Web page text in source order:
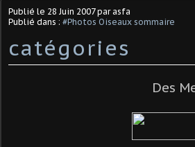
Publié le 28 Juin 2007par asfa
Publié dans : #Photos Oiseaux sommaire
catégories
Des